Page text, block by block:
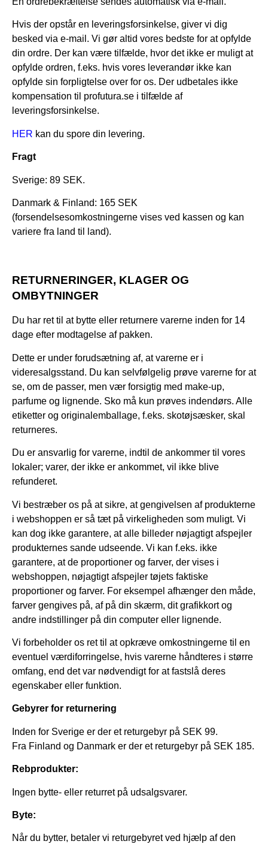
Hvis der opstår en leveringsforsinkelse, giver vi dig
besked via e-mail. Vi gør altid vores bedste for at opfylde
din ordre. Der kan være tilfælde, hvor det ikke er muligt at
opfylde ordren, f.eks. hvis vores leverandør ikke kan
opfylde sin forpligtelse over for os. Der udbetales ikke
kompensation til profutura.se i tilfælde af
leveringsforsinkelse.
HER kan du spore din levering.
Fragt
Sverige: 89 SEK.
Danmark & Finland: 165 SEK
(forsendelsesomkostningerne vises ved kassen og kan
variere fra land til land).
RETURNERINGER, KLAGER OG
OMBYTNINGER
Du har ret til at bytte eller returnere varerne inden for 14
dage efter modtagelse af pakken.
Dette er under forudsætning af, at varerne er i
videresalgsstand. Du kan selvfølgelig prøve varerne for at
se, om de passer, men vær forsigtig med make-up,
parfume og lignende. Sko må kun prøves indendørs. Alle
etiketter og originalemballage, f.eks. skotøjsæsker, skal
returneres.
Du er ansvarlig for varerne, indtil de ankommer til vores
lokaler; varer, der ikke er ankommet, vil ikke blive
refunderet.
Vi bestræber os på at sikre, at gengivelsen af produkterne
i webshoppen er så tæt på virkeligheden som muligt. Vi
kan dog ikke garantere, at alle billeder nøjagtigt afspejler
produkternes sande udseende. Vi kan f.eks. ikke
garantere, at de proportioner og farver, der vises i
webshoppen, nøjagtigt afspejler tøjets faktiske
proportioner og farver. For eksempel afhænger den måde,
farver gengives på, af på din skærm, dit grafikkort og
andre indstillinger på din computer eller lignende.
Vi forbeholder os ret til at opkræve omkostningerne til en
eventuel værdiforringelse, hvis varerne håndteres i større
omfang, end det var nødvendigt for at fastslå deres
egenskaber eller funktion.
Gebyrer for returnering
Inden for Sverige er der et returgebyr på SEK 99.
Fra Finland og Danmark er der et returgebyr på SEK 185.
Rebprodukter:
Ingen bytte- eller returret på udsalgsvarer.
Byte:
Når du bytter, betaler vi returgebyret ved hjælp af den